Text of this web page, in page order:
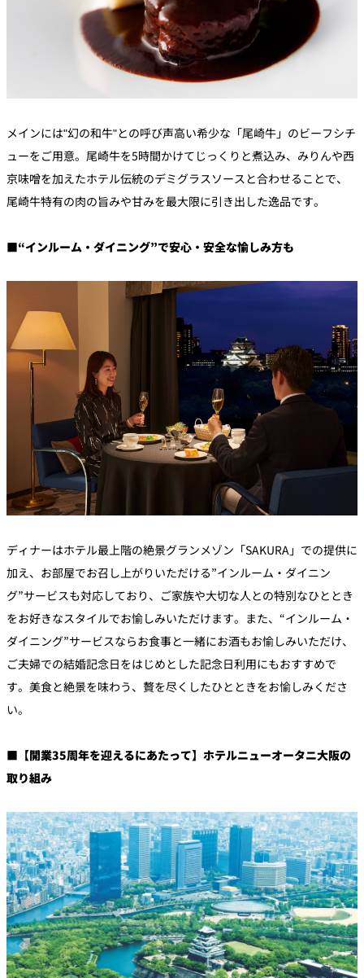
メインには"幻の和牛"との呼び声高い希少な「尾崎牛」のビーフシチ
ューをご用意。尾崎牛を5時間かけてじっくりと煮込み、みりんや西
京味噌を加えたホテル伝統のデミグラスソースと合わせることで、
尾崎牛特有の肉の旨みや甘みを最大限に引き出した逸品です。
■“インルーム・ダイニング”で安心・安全な愉しみ方も
ディナーはホテル最上階の絶景グランメゾン「SAKURA」での提供に
加え、お部屋でお召し上がりいただける”インルーム・ダイニン
グ”サービスも対応しており、ご家族や大切な人との特別なひととき
をお好きなスタイルでお愉しみいただけます。また、“インルーム・
ダイニング”サービスならお食事と一緒にお酒もお愉しみいただけ、
ご夫婦での結婚記念日をはじめとした記念日利用にもおすすめで
す。美食と絶景を味わう、贅を尽くしたひとときをお愉しみくださ
い。
■【開業35周年を迎えるにあたって】ホテルニューオータニ大阪の
取り組み